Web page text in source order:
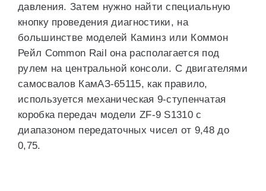
давления. Затем нужно найти специальную
кнопку проведения диагностики, на
большинстве моделей Каминз или Коммон
Рейл Common Rail она располагается под
рулем на центральной консоли. С двигателями
самосвалов КамАЗ-65115, как правило,
используется механическая 9-ступенчатая
коробка передач модели ZF-9 S1310 с
диапазоном передаточных чисел от 9,48 до
0,75.